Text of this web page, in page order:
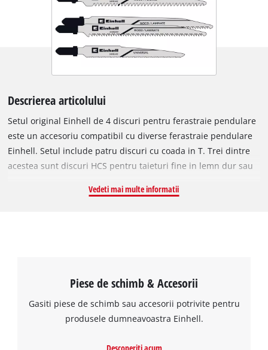
Descrierea articolului
Setul original Einhell de 4 discuri pentru ferastraie pendulare
este un accesoriu compatibil cu diverse ferastraie pendulare
Einhell. Setul include patru discuri cu coada in T. Trei dintre
acestea sunt discuri HCS pentru taieturi fine in lemn dur sau
tavane si materiale plastice, pentru grosimi de pana la 100
discurile sunt eficiente datorita slefuirii speciale si permit
viteze mari de taiere, fiind ideale si pentru ferastraie
pendulare cu acumulator.
Vedeti mai multe informatii
Piese de schimb & Accesorii
Gasiti piese de schimb sau accesorii potrivite pentru
produsele dumneavoastra Einhell.